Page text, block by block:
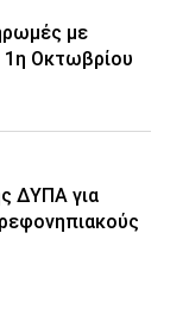
με
1η Οκτωβρίου
ΔΥΠΑ για